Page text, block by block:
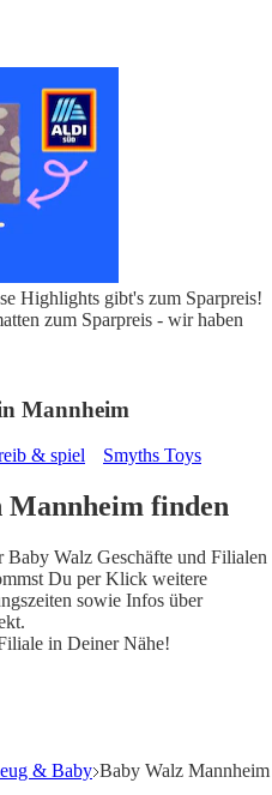
Highlights gibt's zum Sparpreis!
zum Sparpreis - wir haben
Mannheim
& spiel Smyths Toys
finden
Walz Geschäfte und Filialen
Du per Klick weitere
sowie Infos über
in Deiner Nähe!
& Baby Baby Walz Mannheim